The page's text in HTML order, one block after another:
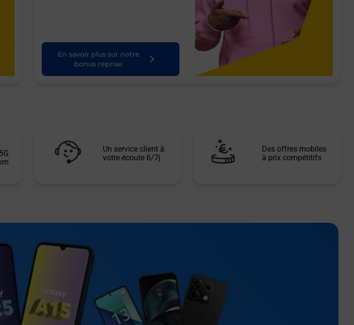
En savoir plus sur notre
bonus reprise
Un service client à
votre écoute 6/7j
Des offres mobiles
à prix compétitifs